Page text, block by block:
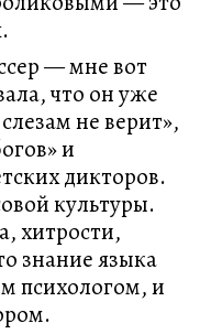
— мне вот
что он уже
не верит»,
и
дикторов.
культуры.
хитрости,
знание языка
психологом, и